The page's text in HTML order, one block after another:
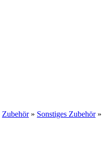
Zubehör» Sonstiges Zubehör»